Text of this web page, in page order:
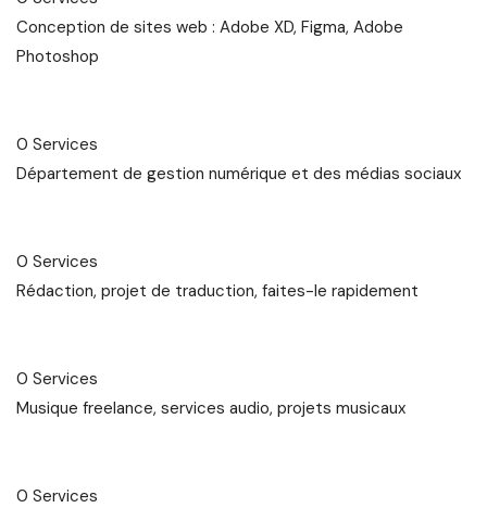
Conception de sites web : Adobe XD, Figma, Adobe
Photoshop
0 Services
Département de gestion numérique et des médias sociaux
0 Services
Rédaction, projet de traduction, faites-le rapidement
0 Services
Musique freelance, services audio, projets musicaux
0 Services